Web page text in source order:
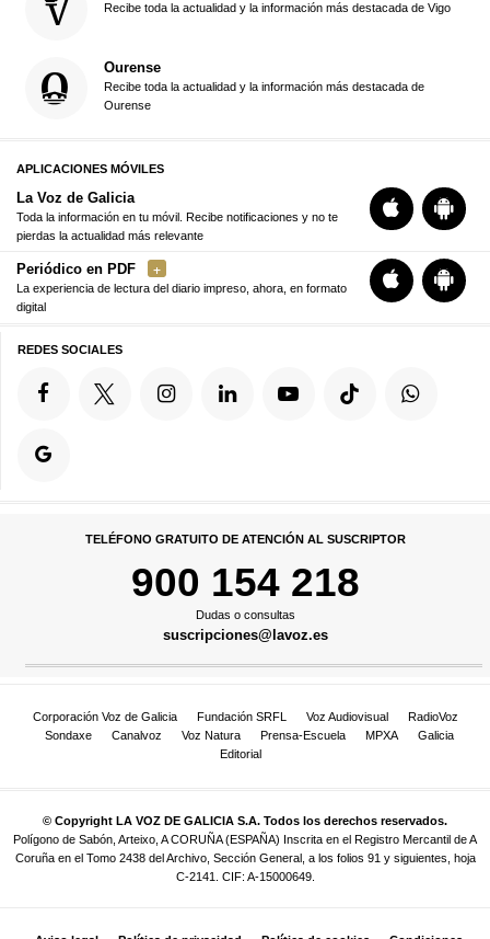
Recibe toda la actualidad y la información más destacada de Vigo
Ourense
Recibe toda la actualidad y la información más destacada de
Ourense
APLICACIONES MÓVILES
La Voz de Galicia
Toda la información en tu móvil. Recibe notificaciones y no te
pierdas la actualidad más relevante
Periódico en PDF
La experiencia de lectura del diario impreso, ahora, en formato
digital
REDES SOCIALES
TELÉFONO GRATUITO DE ATENCIÓN AL SUSCRIPTOR
900 154 218
Dudas o consultas
suscripciones@lavoz.es
Corporación Voz de Galicia Fundación SRFL Voz Audiovisual
RadioVoz
Sondaxe
Canalvoz Voz Natura Prensa-Escuela MPXA
Galicia
Editorial
© Copyright LA VOZ DE GALICIA S.A. Todos los derechos reservados.
Polígono de Sabón, Arteixo, A CORUÑA (ESPAÑA) Inscrita en el Registro Mercantil de A
Coruña en el Tomo 2438 del Archivo, Sección General, a los folios 91 y siguientes, hoja
C-2141. CIF: A-15000649.